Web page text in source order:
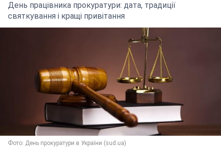
День працівника прокуратури: дата, традиції
святкування і кращі привітання
Фото: День прокуратури в України (sud.ua)